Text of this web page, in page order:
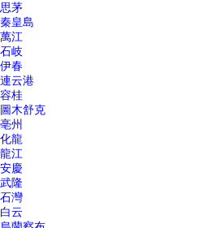
思茅
秦皇島
萬江
石岐
伊春
連云港
容桂
圖木舒克
亳州
化龍
龍江
安慶
武隆
石灣
白云